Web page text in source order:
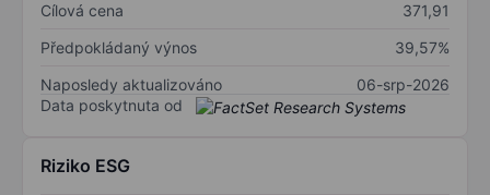
Cílová cena
371,91
Předpokládaný výnos
39,57%
Naposledy aktualizováno
06-srp-2026
Data poskytnuta od
Riziko ESG